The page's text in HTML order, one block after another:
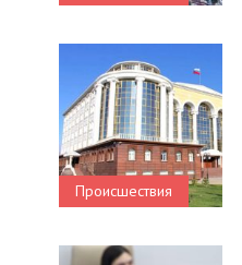
Происшествия